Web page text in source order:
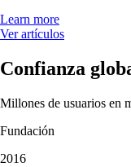
Learn more
Ver artículos
Confianza
Millones de usuarios en
Fundación
2016